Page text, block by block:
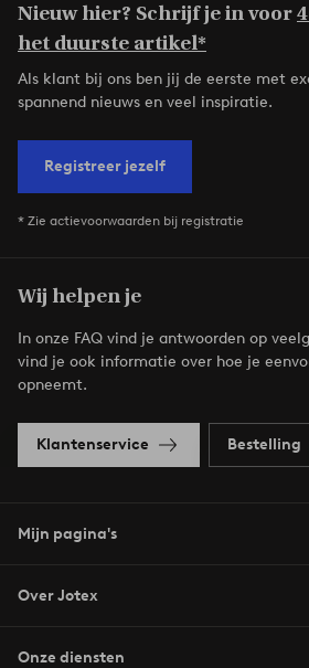
Nieuw hier? Schrijf je in voor
het duurste artikel*
Als klant bij ons ben jij de eerste met
spannend nieuws en veel inspiratie.
Registreer jezelf
* Zie actievoorwaarden bij registratie
Wij helpen je
In onze FAQ vind je antwoorden op
vind je ook informatie over hoe je
opneemt.
Klantenservice Bestelling
Mijn pagina's
Over Jotex
Onze diensten